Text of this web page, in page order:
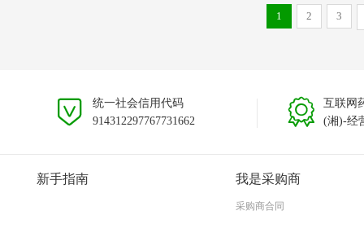
1 2 3
统一社会信用代码
914312297767731662
互联网
(湘)-经
新手指南 我是采购商
采购商合同